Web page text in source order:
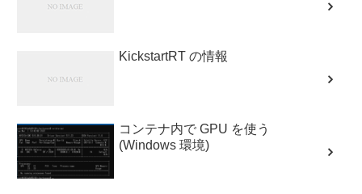
KickstartRT の情報
コンテナ内で GPU を使う
(Windows 環境)